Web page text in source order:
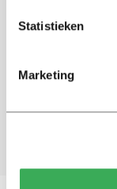
Statistieken
Marketing
Schrijf je